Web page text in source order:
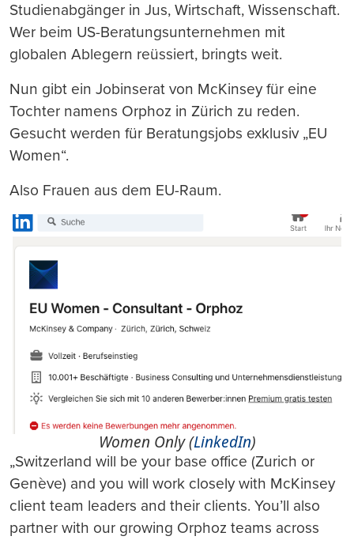
Studienabgänger in Jus, Wirtschaft, Wissenschaft.
Wer beim US-Beratungsunternehmen mit
globalen Ablegern reüssiert, bringts weit.
Nun gibt ein Jobinserat von McKinsey für eine
Tochter namens Orphoz in Zürich zu reden.
Gesucht werden für Beratungsjobs exklusiv „EU
Women“.
Also Frauen aus dem EU-Raum.
Women Only (LinkedIn)
„Switzerland will be your base office (Zurich or
Genève) and you will work closely with McKinsey
client team leaders and their clients. You’ll also
partner with our growing Orphoz teams across